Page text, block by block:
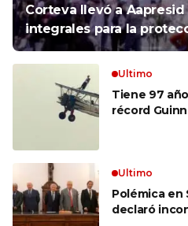
Corteva llevó a
integrales para la
Ultimo
Tiene 97
récord
puedo’ no
Ultimo
Polémica en
declaró